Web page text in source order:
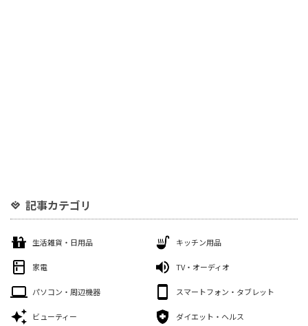
記事カテゴリ
生活雑貨・日用品 キッチン用品
家電 TV・オーディオ
パソコン・周辺機器 スマートフォン・タブレット
ビューティー ダイエット・ヘルス